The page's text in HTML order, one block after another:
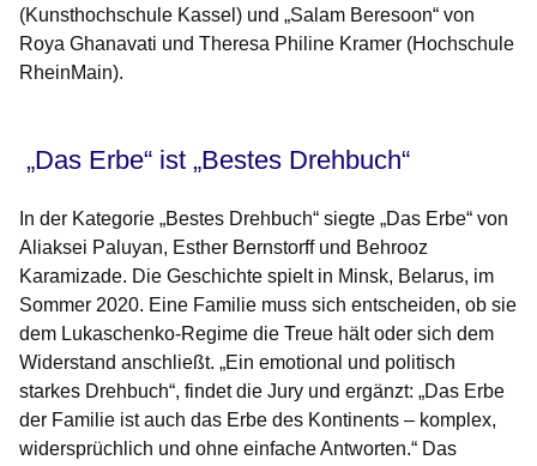
(Kunsthochschule Kassel) und „Salam Beresoon“ von
Roya Ghanavati und Theresa Philine Kramer (Hochschule
RheinMain).
„Das Erbe“ ist „Bestes Drehbuch“
In der Kategorie „Bestes Drehbuch“ siegte „Das Erbe“ von
Aliaksei Paluyan, Esther Bernstorff und Behrooz
Karamizade. Die Geschichte spielt in Minsk, Belarus, im
Sommer 2020. Eine Familie muss sich entscheiden, ob sie
dem Lukaschenko-Regime die Treue hält oder sich dem
Widerstand anschließt. „Ein emotional und politisch
starkes Drehbuch“, findet die Jury und ergänzt: „Das Erbe
der Familie ist auch das Erbe des Kontinents – komplex,
widersprüchlich und ohne einfache Antworten.“ Das